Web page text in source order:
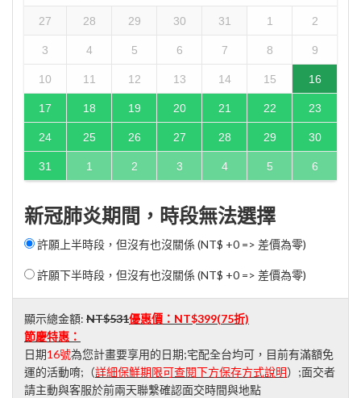
27 28 29 30 31 1 2
3 4 5 6 7 8 9
10 11 12 13 14 15 16
17 18 19 20 21 22 23
24 25 26 27 28 29 30
31 1 2 3 4 5 6
新冠肺炎期間，時段無法選擇
許願上半時段，但沒有也沒關係 (NT$ +0 => 差價為零)
許願下半時段，但沒有也沒關係 (NT$ +0 => 差價為零)
顯示總金額: NT$531優惠價： NT$399(75折)
節慶特惠：
日期16號為您計畫要享用的日期;宅配全台均可，目前有滿額免
運的活動唷;（詳細保鮮期限可查閱下方保存方式說明）;面交者
請主動與客服於前兩天聯繫確認面交時間與地點